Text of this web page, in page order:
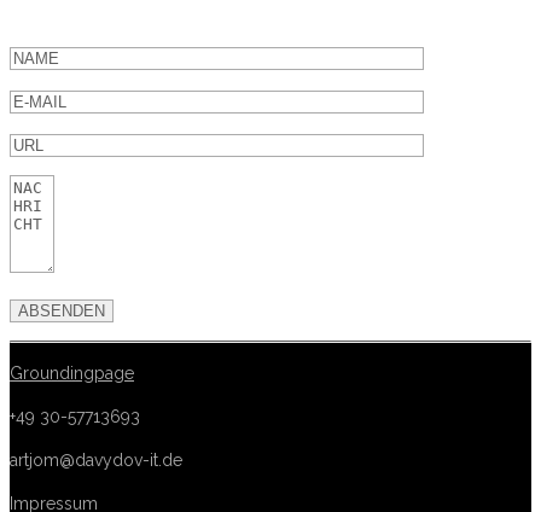
Groundingpage
+49 30-57713693
artjom@davydov-it.de
Impressum